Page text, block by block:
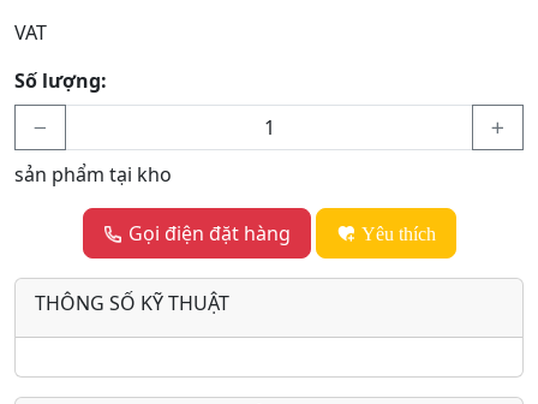
VAT
Số lượng:
sản phẩm tại kho
Gọi điện đặt hàng Yêu thích
THÔNG SỐ KỸ THUẬT